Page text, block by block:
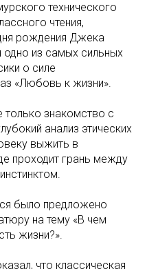
технического
чтения,
рождения Джека
из самых сильных
о силе
«Любовь к жизни».
только знакомство с
анализ этических
выжить в
проходит грань между
было предложено
на тему «В чем
жизни?».
что классическая